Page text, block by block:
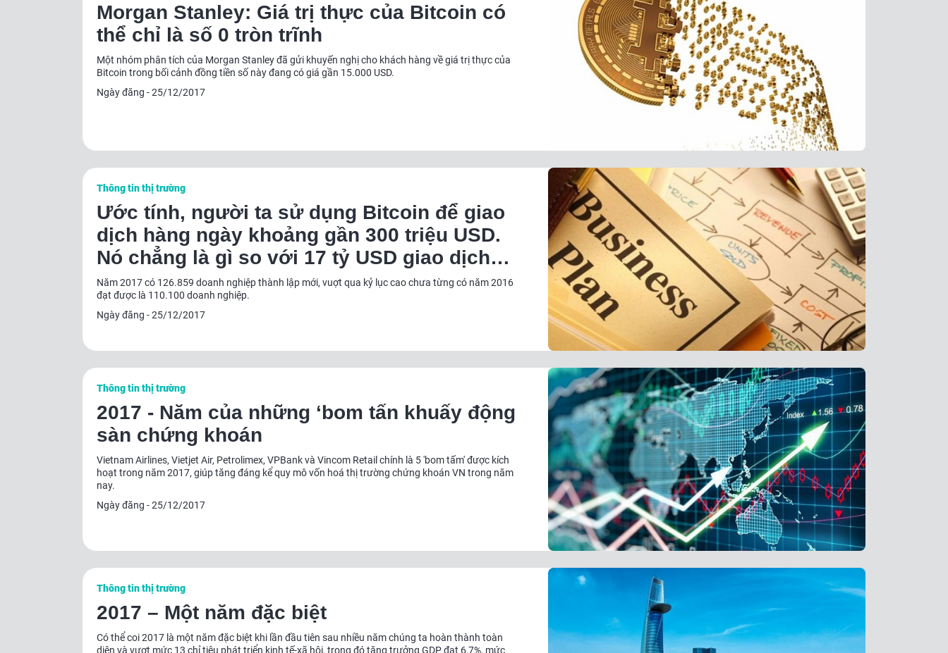
Morgan Stanley: Giá trị thực của Bitcoin có
thể chỉ là số 0 tròn trĩnh
Một nhóm phân tích của Morgan Stanley đã gửi khuyến nghị cho khách hàng về giá trị thực của
Bitcoin trong bối cảnh đồng tiền số này đang có giá gần 15.000 USD.
Ngày đăng - 25/12/2017
Thông tin thị trường
Ước tính, người ta sử dụng Bitcoin để giao
dịch hàng ngày khoảng gần 300 triệu USD.
Nó chẳng là gì so với 17 tỷ USD giao dịch
qua Visa. Dường như số lượng cửa hàng
chấp nhận sử dụng Bitcoin để thanh toán
ngày càng ít đi. “Nếu không ai chấp nhận
Bitcoin l
Năm 2017 có 126.859 doanh nghiệp thành lập mới, vuợt qua kỷ lục cao chưa từng có năm 2016
đạt được là 110.100 doanh nghiệp.
Ngày đăng - 25/12/2017
Thông tin thị trường
2017 - Năm của những ‘bom tấn khuấy động
sàn chứng khoán
Vietnam Airlines, Vietjet Air, Petrolimex, VPBank và Vincom Retail chính là 5 'bom tấm' được kích
hoạt trong năm 2017, giúp tăng đáng kể quy mô vốn hoá thị trường chứng khoán VN trong năm
nay.
Ngày đăng - 25/12/2017
Thông tin thị trường
2017 – Một năm đặc biệt
Có thể coi 2017 là một năm đặc biệt khi lần đầu tiên sau nhiều năm chúng ta hoàn thành toàn
diện và vượt mức 13 chỉ tiêu phát triển kinh tế-xã hội, trong đó tăng trưởng GDP đạt 6,7%, mức